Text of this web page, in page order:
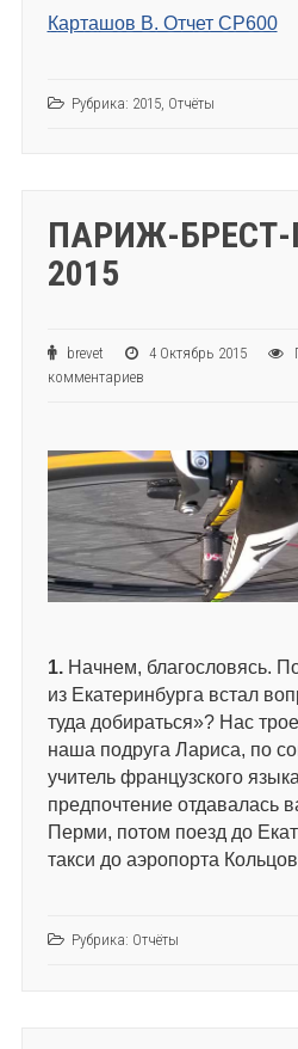
Карташов В. Отчет СР600
Рубрика: 2015, Отчёты
ПАРИЖ-
2015
brevet 4 Октябрь 2015
комментариев
1.Начнем, благословясь.
из Екатеринбурга встал
туда добираться»? Нас
наша подруга Лариса, по
учитель французского
предпочтение отдавалась
Перми, потом поезд до
такси до аэропорта
Рубрика: Отчёты